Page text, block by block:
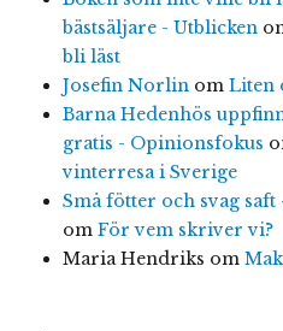
bästsäljare - Utblicken
bli läst
Josefin Norlinom Liten
Barna Hedenhös
gratis - Opinionsfokus
vinterresa i Sverige
Små fötter och svag
om För vem skriver vi?
Maria Hendriks om